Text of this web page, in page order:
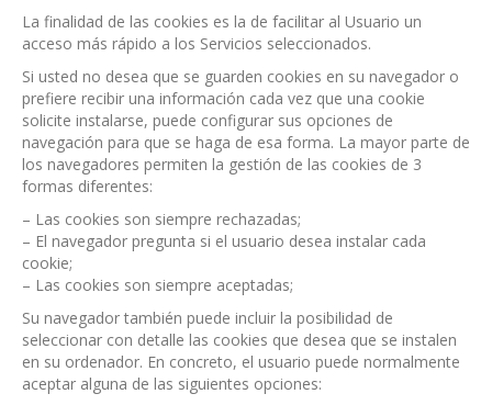
La finalidad de las cookies es la de facilitar al Usuario un
acceso más rápido a los Servicios seleccionados.
Si usted no desea que se guarden cookies en su navegador o
prefiere recibir una información cada vez que una cookie
solicite instalarse, puede configurar sus opciones de
navegación para que se haga de esa forma. La mayor parte de
los navegadores permiten la gestión de las cookies de 3
formas diferentes:
– Las cookies son siempre rechazadas;
– El navegador pregunta si el usuario desea instalar cada
cookie;
– Las cookies son siempre aceptadas;
Su navegador también puede incluir la posibilidad de
seleccionar con detalle las cookies que desea que se instalen
en su ordenador. En concreto, el usuario puede normalmente
aceptar alguna de las siguientes opciones: